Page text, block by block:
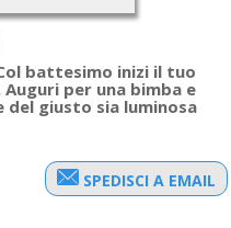
battesimo inizi il tuo
per una bimba e
del giusto sia luminosa
SPEDISCI A EMAIL